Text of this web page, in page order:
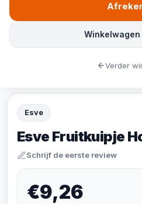
Esve
Esve Fruitkuipje
Schrijf de eerste review
€9,26
Verder